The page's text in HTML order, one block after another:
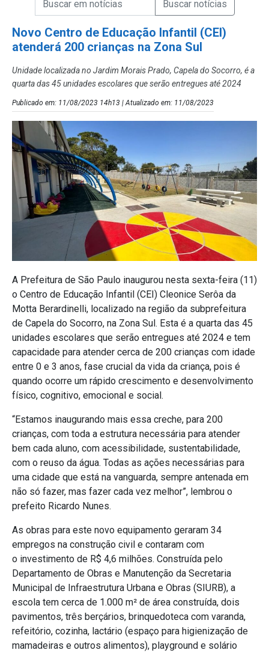
Novo Centro de Educação Infantil (CEI)
atenderá 200 crianças na Zona Sul
Unidade localizada no Jardim Morais Prado, Capela do Socorro, é a
quarta das 45 unidades escolares que serão entregues até 2024
Publicado em: 11/08/2023 14h13 | Atualizado em: 11/08/2023
A Prefeitura de São Paulo inaugurou nesta sexta-feira (11)
o Centro de Educação Infantil (CEI) Cleonice Serôa da
Motta Berardinelli, localizado na região da subprefeitura
de Capela do Socorro, na Zona Sul. Esta é a quarta das 45
unidades escolares que serão entregues até 2024 e tem
capacidade para atender cerca de 200 crianças com idade
entre 0 e 3 anos, fase crucial da vida da criança, pois é
quando ocorre um rápido crescimento e desenvolvimento
físico, cognitivo, emocional e social.
“Estamos inaugurando mais essa creche, para 200
crianças, com toda a estrutura necessária para atender
bem cada aluno, com acessibilidade, sustentabilidade,
com o reuso da água. Todas as ações necessárias para
uma cidade que está na vanguarda, sempre antenada em
não só fazer, mas fazer cada vez melhor”, lembrou o
prefeito Ricardo Nunes.
As obras para este novo equipamento geraram 34
empregos na construção civil e contaram com
o investimento de R$ 4,6 milhões. Construída pelo
Departamento de Obras e Manutenção da Secretaria
Municipal de Infraestrutura Urbana e Obras (SIURB), a
escola tem cerca de 1.000 m² de área construída, dois
pavimentos, três berçários, brinquedoteca com varanda,
refeitório, cozinha, lactário (espaço para higienização de
mamadeiras e outros alimentos), playground e solário